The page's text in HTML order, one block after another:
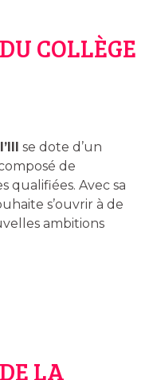
COLLÈGE
se dote d’un
de
qualifiées. Avec sa
s’ouvrir à de
ambitions
LA